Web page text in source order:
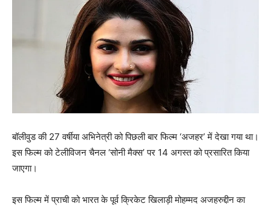
बॉलीवुड की 27 वर्षीया अभिनेत्री को पिछली बार फिल्म ‘अजहर’ में देखा गया था।
इस फिल्म को टेलीविजन चैनल ‘सोनी मैक्स’ पर 14 अगस्त को प्रसारित किया
जाएगा।
इस फिल्म में प्राची को भारत के पूर्व क्रिकेट खिलाड़ी मोहम्मद अजहरुद्दीन का